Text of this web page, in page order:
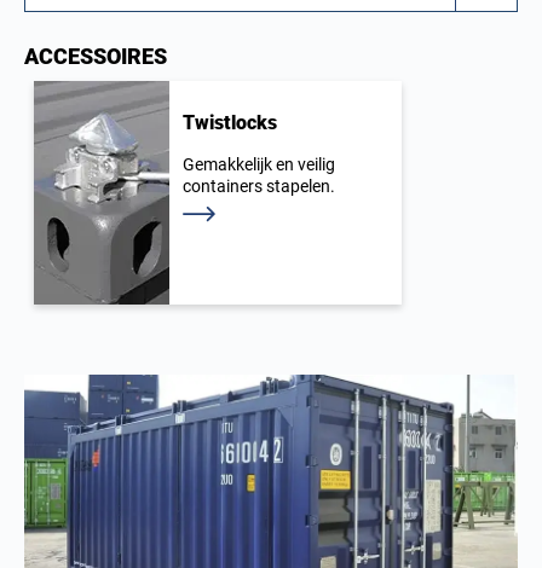
ACCESSOIRES
Twistlocks
Gemakkelijk en veilig
containers stapelen.
Lees meer